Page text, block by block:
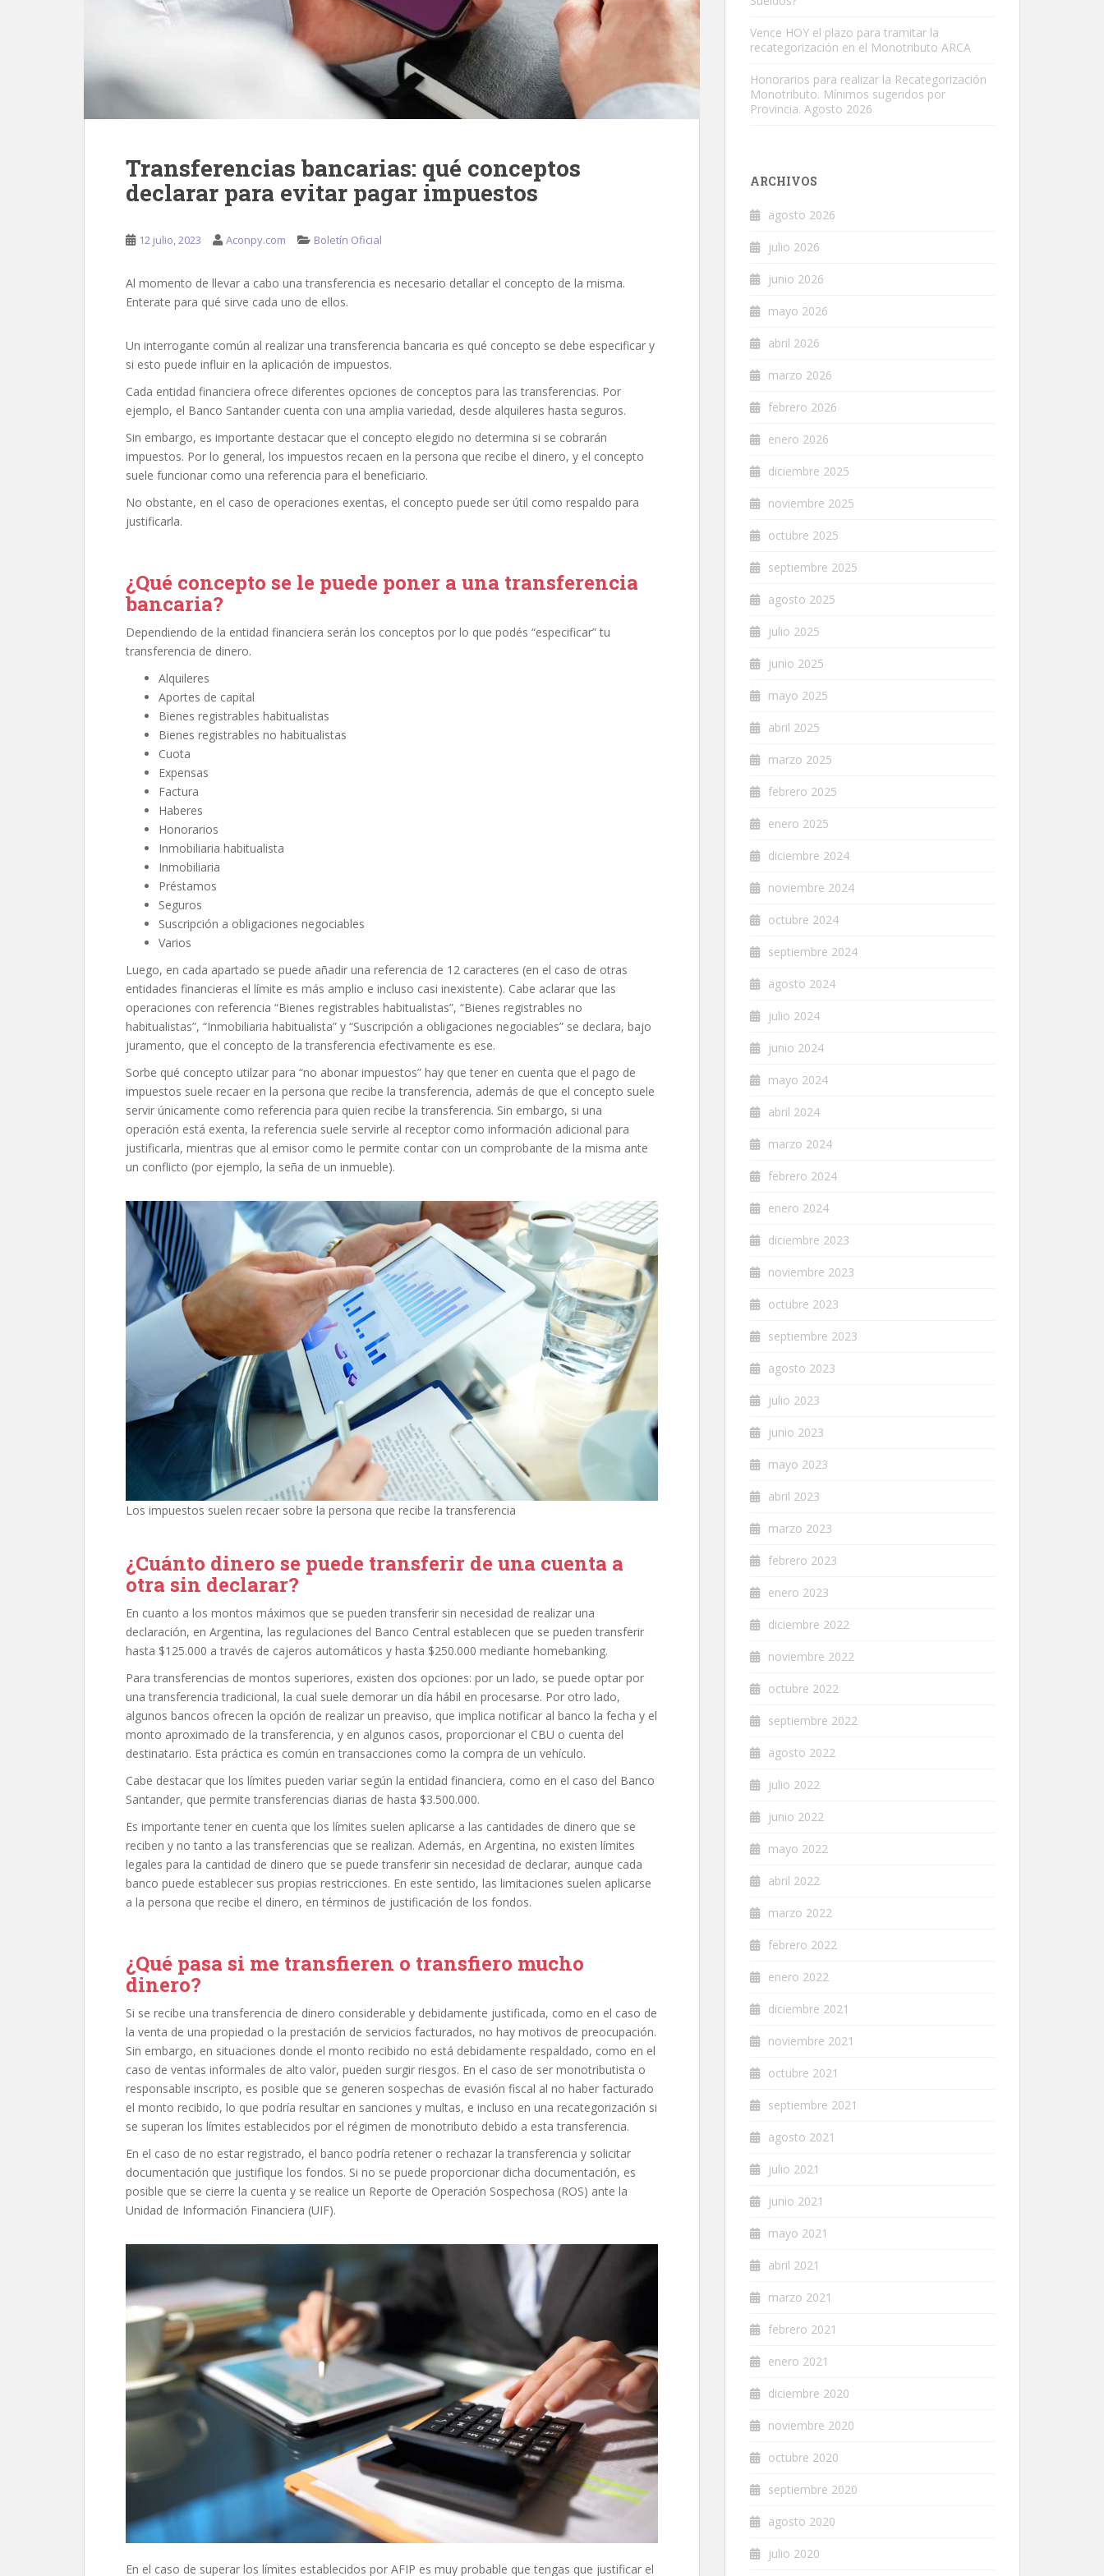
Transferencias bancarias: qué conceptos
declarar para evitar pagar impuestos
12 julio, 2023 Aconpy.com Boletín Oficial
Al momento de llevar a cabo una transferencia es necesario detallar el concepto de la misma.
Enterate para qué sirve cada uno de ellos.
Un interrogante común al realizar una transferencia bancaria es qué concepto se debe especificar y
si esto puede influir en la aplicación de impuestos.
Cada entidad financiera ofrece diferentes opciones de conceptos para las transferencias. Por
ejemplo, el Banco Santander cuenta con una amplia variedad, desde alquileres hasta seguros.
Sin embargo, es importante destacar que el concepto elegido no determina si se cobrarán
impuestos. Por lo general, los impuestos recaen en la persona que recibe el dinero, y el concepto
suele funcionar como una referencia para el beneficiario.
No obstante, en el caso de operaciones exentas, el concepto puede ser útil como respaldo para
justificarla.
¿Qué concepto se le puede poner a una transferencia
bancaria?
Dependiendo de la entidad financiera serán los conceptos por lo que podés “especificar” tu
transferencia de dinero.
Alquileres
Aportes de capital
Bienes registrables habitualistas
Bienes registrables no habitualistas
Cuota
Expensas
Factura
Haberes
Honorarios
Inmobiliaria habitualista
Inmobiliaria
Préstamos
Seguros
Suscripción a obligaciones negociables
Varios
Luego, en cada apartado se puede añadir una referencia de 12 caracteres (en el caso de otras
entidades financieras el límite es más amplio e incluso casi inexistente). Cabe aclarar que las
operaciones con referencia “Bienes registrables habitualistas”, “Bienes registrables no
habitualistas”, “Inmobiliaria habitualista” y “Suscripción a obligaciones negociables” se declara, bajo
juramento, que el concepto de la transferencia efectivamente es ese.
Sorbe qué concepto utilzar para “no abonar impuestos” hay que tener en cuenta que el pago de
impuestos suele recaer en la persona que recibe la transferencia, además de que el concepto suele
servir únicamente como referencia para quien recibe la transferencia. Sin embargo, si una
operación está exenta, la referencia suele servirle al receptor como información adicional para
justificarla, mientras que al emisor como le permite contar con un comprobante de la misma ante
un conflicto (por ejemplo, la seña de un inmueble).
Los impuestos suelen recaer sobre la persona que recibe la transferencia
¿Cuánto dinero se puede transferir de una cuenta a
otra sin declarar?
En cuanto a los montos máximos que se pueden transferir sin necesidad de realizar una
declaración, en Argentina, las regulaciones del Banco Central establecen que se pueden transferir
hasta $125.000 a través de cajeros automáticos y hasta $250.000 mediante homebanking.
Para transferencias de montos superiores, existen dos opciones: por un lado, se puede optar por
una transferencia tradicional, la cual suele demorar un día hábil en procesarse. Por otro lado,
algunos bancos ofrecen la opción de realizar un preaviso, que implica notificar al banco la fecha y el
monto aproximado de la transferencia, y en algunos casos, proporcionar el CBU o cuenta del
destinatario. Esta práctica es común en transacciones como la compra de un vehículo.
Cabe destacar que los límites pueden variar según la entidad financiera, como en el caso del Banco
Santander, que permite transferencias diarias de hasta $3.500.000.
Es importante tener en cuenta que los límites suelen aplicarse a las cantidades de dinero que se
reciben y no tanto a las transferencias que se realizan. Además, en Argentina, no existen límites
legales para la cantidad de dinero que se puede transferir sin necesidad de declarar, aunque cada
banco puede establecer sus propias restricciones. En este sentido, las limitaciones suelen aplicarse
a la persona que recibe el dinero, en términos de justificación de los fondos.
¿Qué pasa si me transfieren o transfiero mucho
dinero?
Si se recibe una transferencia de dinero considerable y debidamente justificada, como en el caso de
la venta de una propiedad o la prestación de servicios facturados, no hay motivos de preocupación.
Sin embargo, en situaciones donde el monto recibido no está debidamente respaldado, como en el
caso de ventas informales de alto valor, pueden surgir riesgos. En el caso de ser monotributista o
responsable inscripto, es posible que se generen sospechas de evasión fiscal al no haber facturado
el monto recibido, lo que podría resultar en sanciones y multas, e incluso en una recategorización si
se superan los límites establecidos por el régimen de monotributo debido a esta transferencia.
En el caso de no estar registrado, el banco podría retener o rechazar la transferencia y solicitar
documentación que justifique los fondos. Si no se puede proporcionar dicha documentación, es
posible que se cierre la cuenta y se realice un Reporte de Operación Sospechosa (ROS) ante la
Unidad de Información Financiera (UIF).
En el caso de superar los límites establecidos por AFIP es muy probable que tengas que justificar el
Vence HOY el plazo para tramitar la
recategorización en el Monotributo ARCA
Honorarios para realizar la Recategorización
Monotributo. Mínimos sugeridos por
Provincia. Agosto 2026
ARCHIVOS
agosto 2026
julio 2026
junio 2026
mayo 2026
abril 2026
marzo 2026
febrero 2026
enero 2026
diciembre 2025
noviembre 2025
octubre 2025
septiembre 2025
agosto 2025
julio 2025
junio 2025
mayo 2025
abril 2025
marzo 2025
febrero 2025
enero 2025
diciembre 2024
noviembre 2024
octubre 2024
septiembre 2024
agosto 2024
julio 2024
junio 2024
mayo 2024
abril 2024
marzo 2024
febrero 2024
enero 2024
diciembre 2023
noviembre 2023
octubre 2023
septiembre 2023
agosto 2023
julio 2023
junio 2023
mayo 2023
abril 2023
marzo 2023
febrero 2023
enero 2023
diciembre 2022
noviembre 2022
octubre 2022
septiembre 2022
agosto 2022
julio 2022
junio 2022
mayo 2022
abril 2022
marzo 2022
febrero 2022
enero 2022
diciembre 2021
noviembre 2021
octubre 2021
septiembre 2021
agosto 2021
julio 2021
junio 2021
mayo 2021
abril 2021
marzo 2021
febrero 2021
enero 2021
diciembre 2020
noviembre 2020
octubre 2020
septiembre 2020
agosto 2020
julio 2020